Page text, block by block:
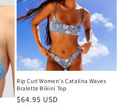
Rip Curl Women's Catalina Waves
Bralette Bikini Top
Normaler
$64.95 USD